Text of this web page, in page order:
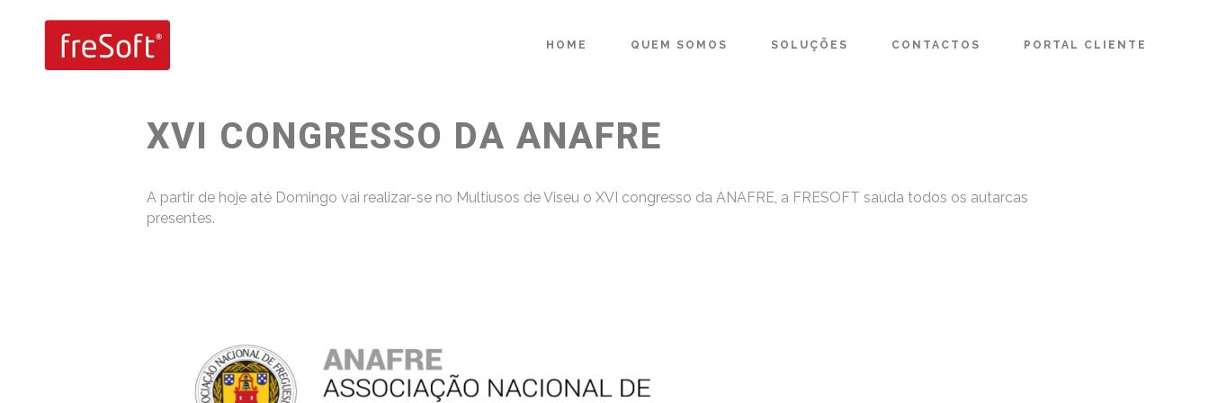
HOME QUEM SOMOS SOLUÇÕES CONTACTOS PORTAL CLIENTE
XVI CONGRESSO DA ANAFRE
A partir de hoje até Domingo vai realizar-se no Multiusos de Viseu o XVI congresso da ANAFRE, a FRESOFT saúda todos os autarcas
presentes.